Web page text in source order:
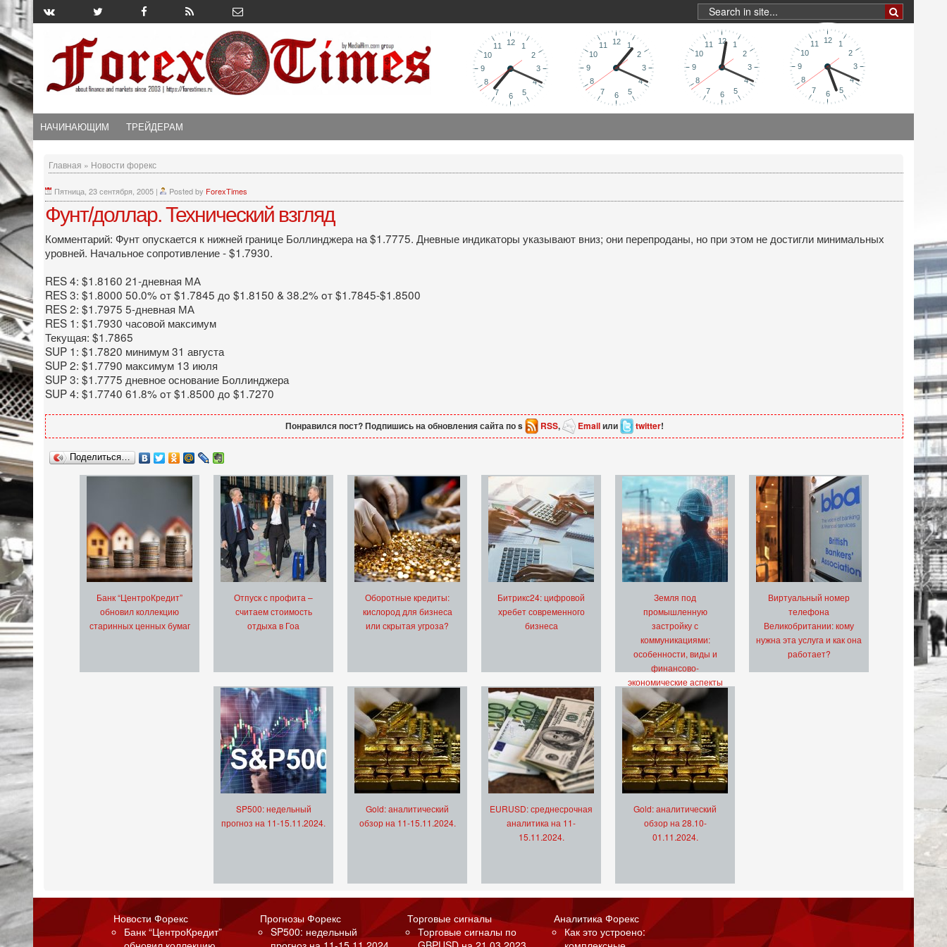
НАЧИНАЮЩИМ ТРЕЙДЕРАМ
Главная » Новости форекс
Пятница, 23 сентября, 2005 | Posted by ForexTimes
Фунт/доллар. Технический взгляд
Комментарий: Фунт опускается к нижней границе Боллинджера на $1.7775. Дневные индикаторы указывают вниз; они перепроданы, но при этом не достигли минимальных
уровней. Начальное сопротивление - $1.7930.
RES 4: $1.8160 21-дневная МА
RES 3: $1.8000 50.0% oт $1.7845 дo $1.8150 & 38.2% oт $1.7845-$1.8500
RES 2: $1.7975 5-дневная МА
RES 1: $1.7930 часовой максимум
Текущая: $1.7865
SUP 1: $1.7820 минимум 31 августа
SUP 2: $1.7790 максимум 13 июля
SUP 3: $1.7775 дневное основание Боллинджера
SUP 4: $1.7740 61.8% oт $1.8500 дo $1.7270
Понравился пост? Подпишись на обновления сайта по s RSS, Emailили twitter!
Поделиться…
Банк “ЦентроКредит”
обновил коллекцию
старинных ценных бумаг
Отпуск с профита –
считаем стоимость
отдыха в Гоа
Оборотные кредиты:
кислород для бизнеса
или скрытая угроза?
Битрикс24: цифровой
хребет современного
бизнеса
Земля под
промышленную
застройку с
коммуникациями:
особенности, виды и
финансово-
экономические аспекты
Виртуальный номер
телефона
Великобритании: кому
нужна эта услуга и как она
работает?
SP500: недельный
прогноз на 11-15.11.2024.
Gold: аналитический
обзор на 11-15.11.2024.
EURUSD: среднесрочная
аналитика на 11-
15.11.2024.
Gold: аналитический
обзор на 28.10-
01.11.2024.
Новости Форекс
Банк “ЦентроКредит”
Прогнозы Форекс
SP500: недельный
Торговые сигналы
Торговые сигналы по
Аналитика Форекс
Как это устроено: